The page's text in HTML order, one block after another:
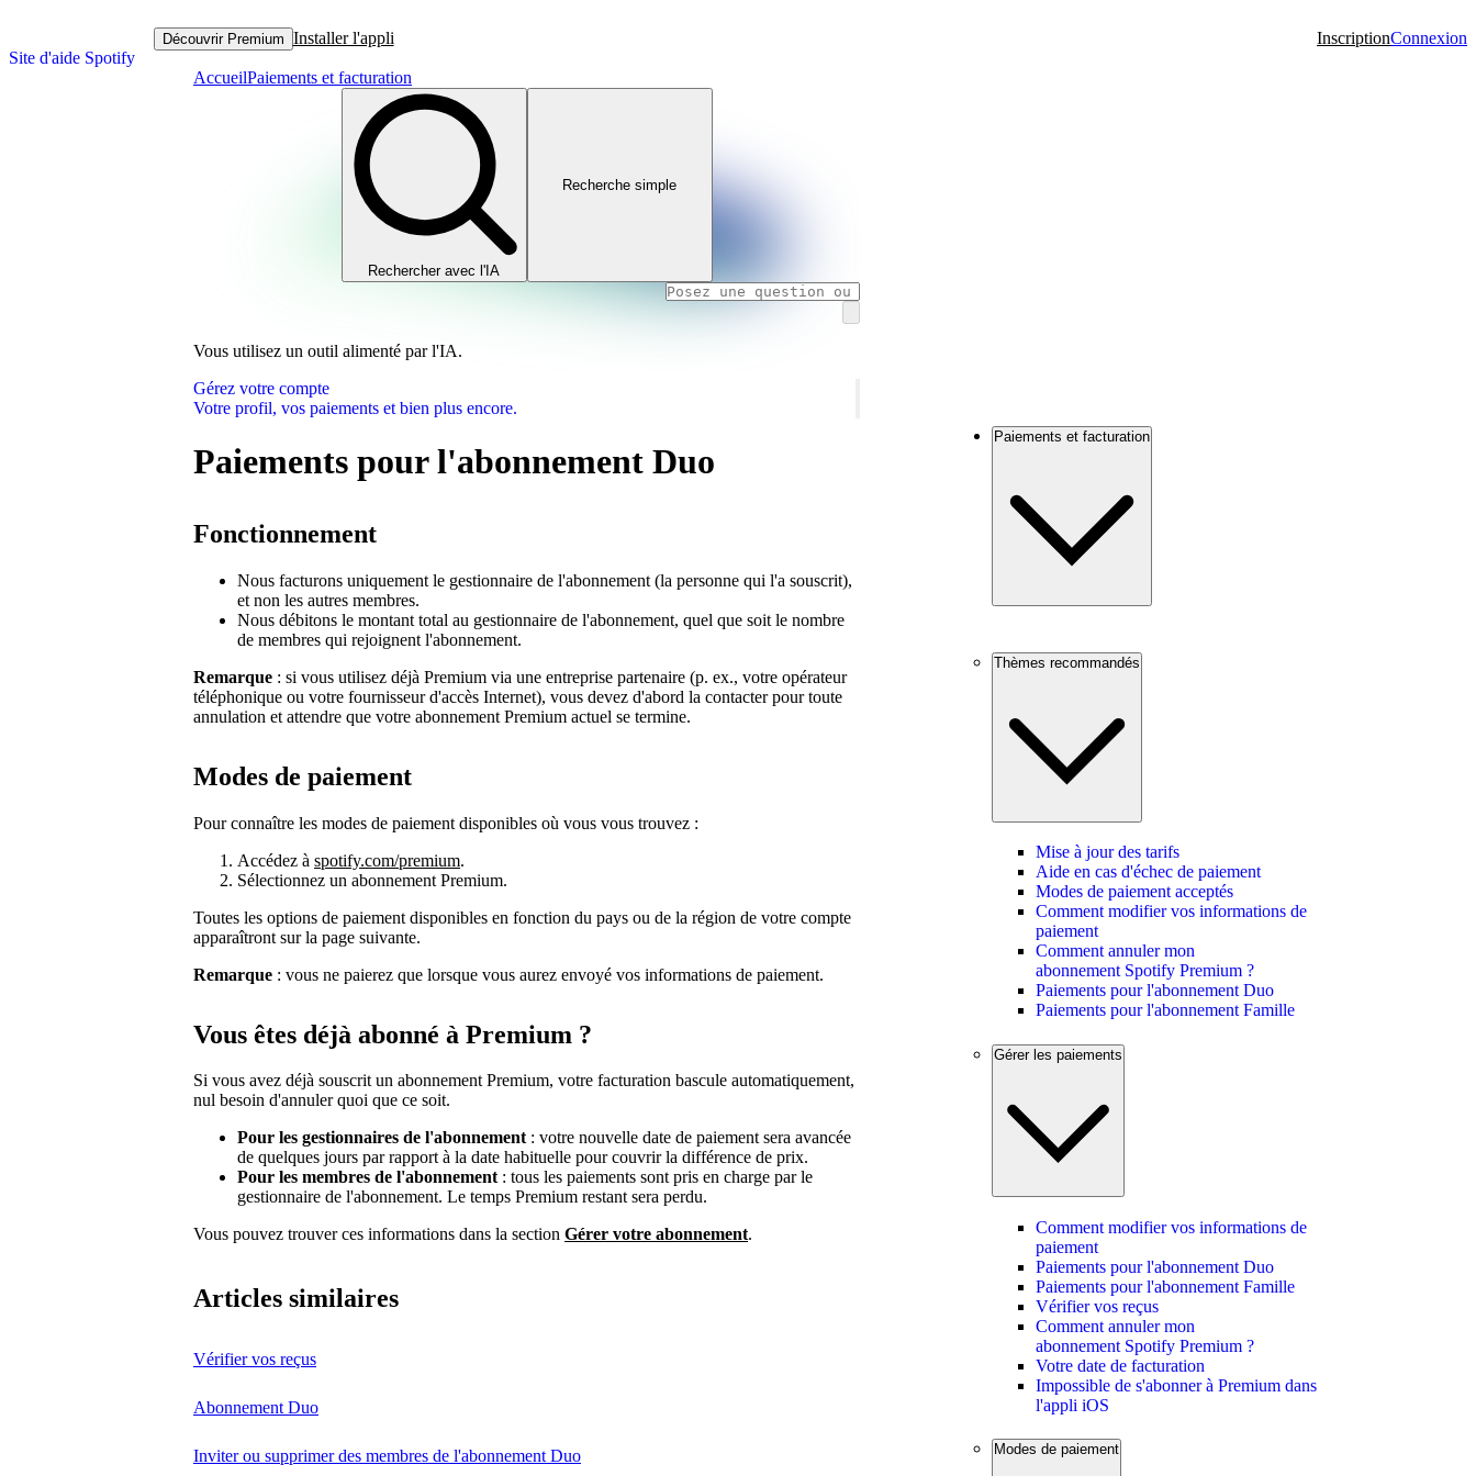
Site d'aide Spotify
Découvrir Premium Installer l'appli InscriptionConnexion
AccueilPaiements et facturation
Rechercher avec l'IA
Recherche simple
Vous utilisez un outil alimenté par l'IA.
Gérez votre compte
Votre profil, vos paiements et bien plus encore.
Paiements pour l'abonnement Duo
Fonctionnement
Nous facturons uniquement le gestionnaire de l'abonnement (la personne qui l'a souscrit),
et non les autres membres.
Nous débitons le montant total au gestionnaire de l'abonnement, quel que soit le nombre
de membres qui rejoignent l'abonnement.
Remarque : si vous utilisez déjà Premium via une entreprise partenaire (p. ex., votre opérateur
téléphonique ou votre fournisseur d'accès Internet), vous devez d'abord la contacter pour toute
annulation et attendre que votre abonnement Premium actuel se termine.
Modes de paiement
Pour connaître les modes de paiement disponibles où vous vous trouvez :
Accédez à spotify.com/premium.
Sélectionnez un abonnement Premium.
Toutes les options de paiement disponibles en fonction du pays ou de la région de votre compte
apparaîtront sur la page suivante.
Remarque : vous ne paierez que lorsque vous aurez envoyé vos informations de paiement.
Vous êtes déjà abonné à Premium ?
Si vous avez déjà souscrit un abonnement Premium, votre facturation bascule automatiquement,
nul besoin d'annuler quoi que ce soit.
Pour les gestionnaires de l'abonnement: votre nouvelle date de paiement sera avancée
de quelques jours par rapport à la date habituelle pour couvrir la différence de prix.
Pour les membres de l'abonnement: tous les paiements sont pris en charge par le
gestionnaire de l'abonnement. Le temps Premium restant sera perdu.
Vous pouvez trouver ces informations dans la section Gérer votre abonnement.
Articles similaires
Vérifier vos reçus
Abonnement Duo
Inviter ou supprimer des membres de l'abonnement Duo
Paiements et facturation
Thèmes recommandés
Mise à jour des tarifs
Aide en cas d'échec de paiement
Modes de paiement acceptés
Comment modifier vos informations de
paiement
Comment annuler mon
abonnement Spotify Premium ?
Paiements pour l'abonnement Duo
Paiements pour l'abonnement Famille
Gérer les paiements
Comment modifier vos informations de
paiement
Paiements pour l'abonnement Duo
Paiements pour l'abonnement Famille
Vérifier vos reçus
Comment annuler mon
abonnement Spotify Premium ?
Votre date de facturation
Impossible de s'abonner à Premium dans
l'appli iOS
Modes de paiement